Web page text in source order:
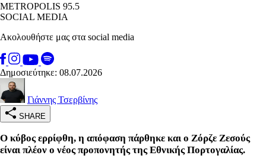
METROPOLIS 95.5
SOCIAL MEDIA
Ακολουθήστε μας στα social media
Δημοσιεύτηκε: 08.07.2026
Γιάννης Τσερβίνης
SHARE
Ο κύβος ερρίφθη, η απόφαση πάρθηκε και ο Ζόρζε Ζεσούς
είναι πλέον ο νέος προπονητής της Εθνικής Πορτογαλίας.